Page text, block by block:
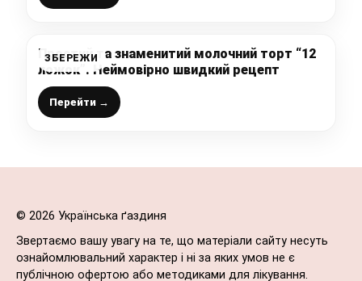
ЗБЕРЕЖИ
Простий та знаменитий молочний торт “12
ложок”. Неймовірно швидкий рецепт
Перейти →
© 2026 Українська ґаздиня
Звертаємо вашу увагу на те, що матеріали сайту несуть
ознайомлювальний характер і ні за яких умов не є
публічною офертою або методиками для лікування.